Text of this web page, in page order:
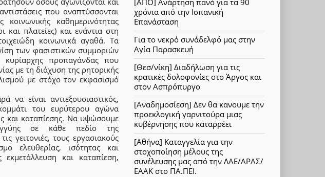
που αναπτύσσονται
καθημερινότητας
πλατείες) και ενάντια στη
κοινωνικά αγαθά. Τα
των φασιστικών συμμοριών
προπαγάνδας που
με τη διάχυση της ρητορικής
με στόχο τον εκφασισμό
να είναι αντιεξουσιαστικός,
του ευρύτερου αγώνα
και καταπίεσης. Να υψώσουμε
σε κάθε πεδίο της
γειτονιές, τους εργασιακούς
ελευθερίας, ισότητας και
και καταπίεση,
[ΑΠΟ] Ανάρτηση πανό για τα 90
χρόνια από την Ισπανική
Επανάσταση
Για το νεκρό συνάδελφό μας στην
Αγία Παρασκευή
[Θεσ/νίκη] Διαδήλωση για τις
κρατικές δολοφονίες στο Άργος και
στον Ασπρόπυργο
[Αναδημοσίεση] Δεν θα κανουμε την
προεκλογική γαρνιτούρα μιας
κυβέρνησης που καταρρέει
[Αθήνα] Καταγγελία για την
στοχοποίηση μέλους της
συνέλευσης μας από την ΛΑΕ/ΑΡΑΣ/
ΕΑΑΚ στο ΠΑ.ΠΕΙ.